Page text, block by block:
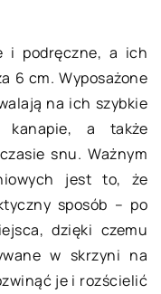
i podręczne, a ich
6 cm. Wyposażone
na ich szybkie
kanapie, a także
snu. Ważnym
jest to, że
sposób – po
dzięki czemu
w skrzyni na
je i rozścielić